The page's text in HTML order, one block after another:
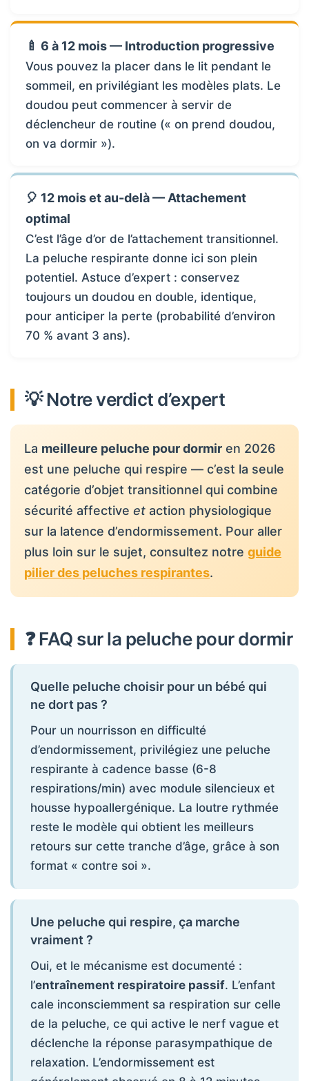
🍼 6 à 12 mois — Introduction progressive
Vous pouvez la placer dans le lit pendant le
sommeil, en privilégiant les modèles plats. Le
doudou peut commencer à servir de
déclencheur de routine (« on prend doudou,
on va dormir »).
🎈 12 mois et au-delà — Attachement
optimal
C’est l’âge d’or de l’attachement transitionnel.
La peluche respirante donne ici son plein
potentiel. Astuce d’expert : conservez
toujours un doudou en double, identique,
pour anticiper la perte (probabilité d’environ
70 % avant 3 ans).
💡 Notre verdict d’expert
La meilleure peluche pour dormir en 2026
est une peluche qui respire — c’est la seule
catégorie d’objet transitionnel qui combine
sécurité affective et action physiologique
sur la latence d’endormissement. Pour aller
plus loin sur le sujet, consultez notre guide
pilier des peluches respirantes.
❓ FAQ sur la peluche pour dormir
Quelle peluche choisir pour un bébé qui
ne dort pas ?
Pour un nourrisson en difficulté
d’endormissement, privilégiez une peluche
respirante à cadence basse (6-8
respirations/min) avec module silencieux et
housse hypoallergénique. La loutre rythmée
reste le modèle qui obtient les meilleurs
retours sur cette tranche d’âge, grâce à son
format « contre soi ».
Une peluche qui respire, ça marche
vraiment ?
Oui, et le mécanisme est documenté :
l’entraînement respiratoire passif. L’enfant
cale inconsciemment sa respiration sur celle
de la peluche, ce qui active le nerf vague et
déclenche la réponse parasympathique de
relaxation. L’endormissement est